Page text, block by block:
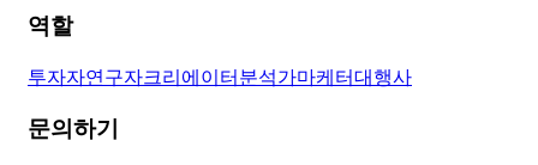
역할
투자자연구자크리에이터분석가마케터대행사
문의하기